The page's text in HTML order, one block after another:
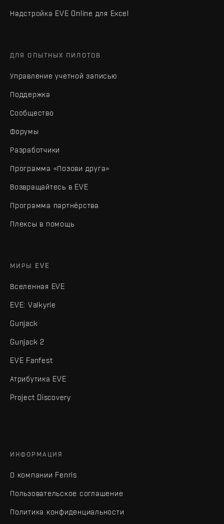
Надстройка EVE Online для Excel
ДЛЯ ОПЫТНЫХ ПИЛОТОВ
Управление учетной записью
Поддержка
Сообщество
Форумы
Разработчики
Программа «Позови друга»
Возвращайтесь в EVE
Программа партнёрства
Плексы в помощь
МИРЫ EVE
Вселенная EVE
EVE: Valkyrie
Gunjack
Gunjack 2
EVE Fanfest
Атрибутика EVE
Project Discovery
ИНФОРМАЦИЯ
О компании Fenris
Пользовательское соглашение
Политика конфиденциальности